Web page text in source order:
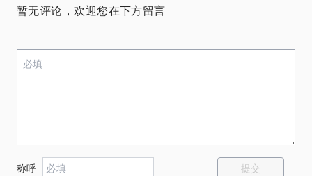
暂无评论，欢迎您在下方留言
称呼 提交